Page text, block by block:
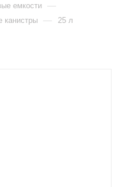
емкости —
канистры — 25 л